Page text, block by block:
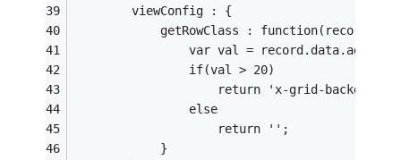
		viewConfig : {
getRowClass : function(record,
var val = record.data.age -
				if(val > 20)
return 'x-grid-
				else
					return '';
			}